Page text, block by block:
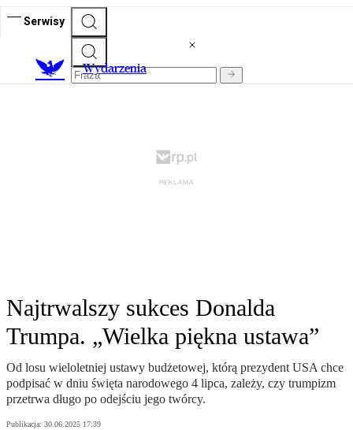
Serwisy
Wydarzenia
Najtrwalszy sukces Donalda
Trumpa. „Wielka piękna ustawa”
Od losu wieloletniej ustawy budżetowej, którą prezydent USA chce
podpisać w dniu święta narodowego 4 lipca, zależy, czy trumpizm
przetrwa długo po odejściu jego twórcy.
Publikacja: 30.06.2025 17:39